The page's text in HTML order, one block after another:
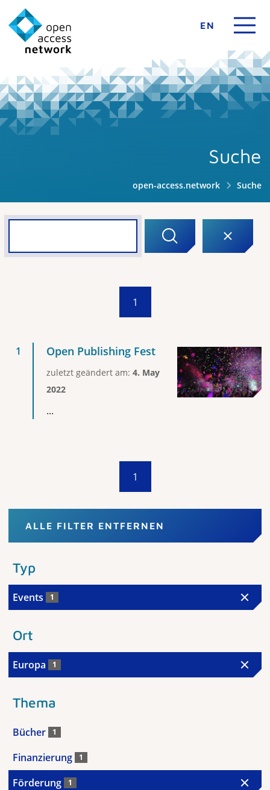
EN
Suche
open-access.network Suche
1
Open Publishing Fest
zuletzt geändert am: 4. May
2022
...
1
ALLE FILTER ENTFERNEN
Typ
Events 1
Ort
Europa 1
Thema
Bücher 1
Finanzierung 1
Förderung 1